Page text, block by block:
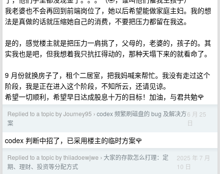
我老婆也不会再回到前端岗位了，她以后希望能做家庭主妇。我的想
法是真做的话就压缩她自己的消费，不要把压力都留在我这。
是的，感觉楼主就是把压力一肩挑了，父母的，老婆的，孩子的。其
实我也是吧，但我想着我只抗扛得动的，那种天塌下来的就看命了。
9 月份就换房子了，租个二居室，把我妈喊来帮忙。我没有走过这个
阶段，我是正在进入这个阶段，不知所云，还请见谅。
希望一切顺利，希望早日达成股息十万的目标！加油，与君共勉🌹
Replied to a topic by Journey95 › codex 频繁刷磁盘的 bug 及解决方
案
6 月 25
日
codex 判断中招了，已采用楼主的临时方案🌹
Replied to a topic by thiiadoewjwe › 大家的存款怎么打理：定
期、理财、投资等分配方式
2025 年 7 月
10 日